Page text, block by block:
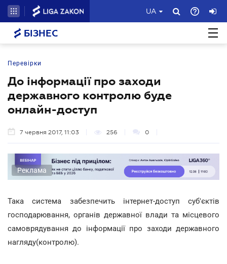
UA
БІЗНЕС
Перевірки
До інформації про заходи
державного контролю буде
онлайн-доступ
7 червня 2017, 11:03 256 0
Реклама
Така система забезпечить інтернет-доступ суб'єктів
господарювання, органів державної влади та місцевого
самоврядування до інформації про заходи державного
нагляду(контролю).